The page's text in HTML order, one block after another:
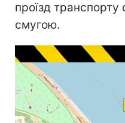
проїзд
смугою.